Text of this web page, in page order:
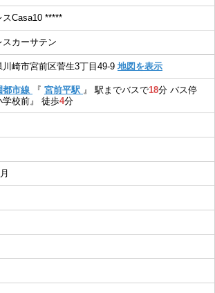
スCasa10 *****
スカーサテン
川崎市宮前区菅生3丁目49-9 地図を表示
都市線 『 宮前平駅 』 駅までバスで18分 バス停
学校前』 徒歩4分